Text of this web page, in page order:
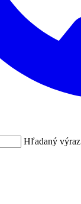
Hľadaný výraz